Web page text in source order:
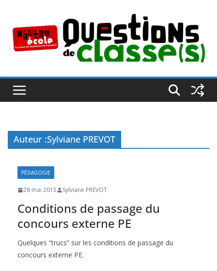
contenu
Auteur :Sylviane PREVOT
PÉDAGOGIE
28 mai 2015 Sylviane PREVOT
Conditions de passage du
concours externe PE
Quelques “trucs” sur les conditions de passage du
concours externe PE.